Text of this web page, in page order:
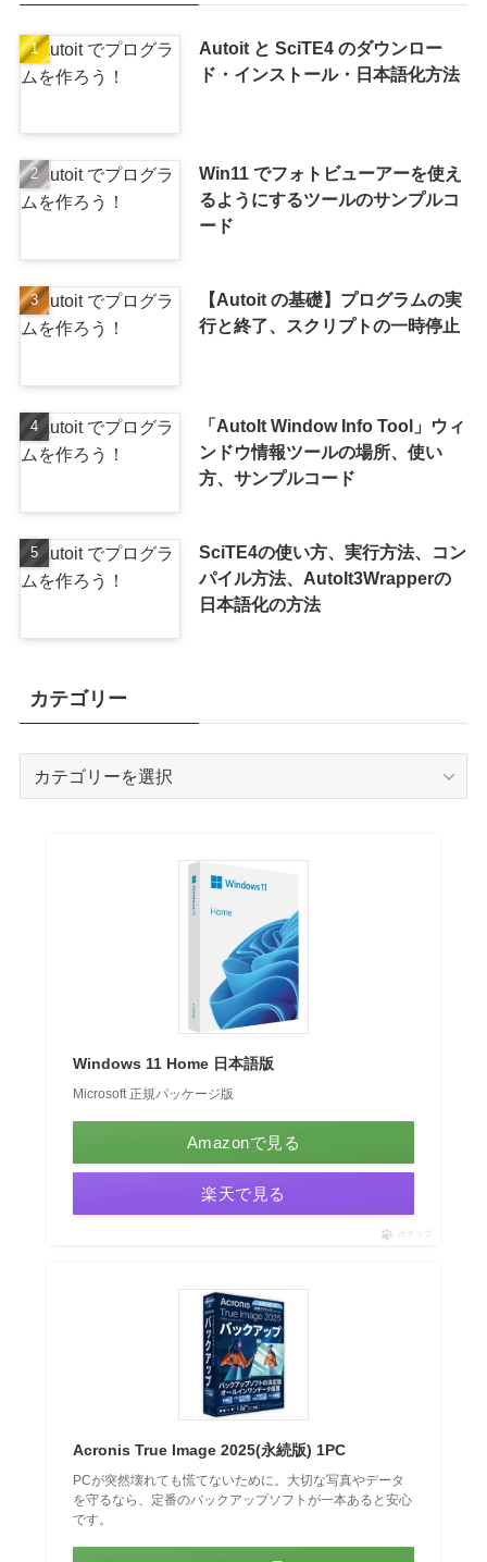
Autoit と SciTE4 のダウンロー
ド・インストール・日本語化方法
Win11 でフォトビューアーを使え
るようにするツールのサンプルコ
ード
【Autoit の基礎】プログラムの実
行と終了、スクリプトの一時停止
「AutoIt Window Info Tool」ウィ
ンドウ情報ツールの場所、使い
方、サンプルコード
SciTE4の使い方、実行方法、コン
パイル方法、AutoIt3Wrapperの
日本語化の方法
カテゴリー
Windows 11 Home 日本語版
Microsoft 正規パッケージ版
Amazonで見る
楽天で見る
ポチップ
Acronis True Image 2025(永続版) 1PC
PCが突然壊れても慌てないために。大切な写真やデータ
を守るなら、定番のバックアップソフトが一本あると安心
です。